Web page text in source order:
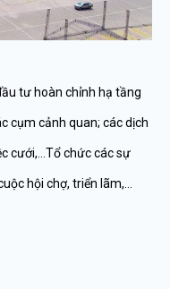
tư hoàn chỉnh hạ tầng
cụm cảnh quan; các dịch
cưới,…Tổ chức các sự
hội chợ, triển lãm,…